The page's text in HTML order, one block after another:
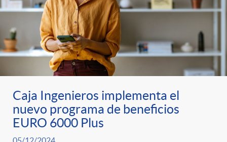
C
a
t
e
o
s
Caja Ingenieros implementa el
nuevo programa de beneficios
EURO 6000 Plus